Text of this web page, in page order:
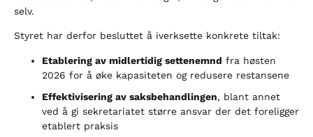
selv.
Styret har derfor besluttet å iverksette konkrete tiltak:
Etablering av midlertidig settenemnd fra høsten
2026 for å øke kapasiteten og redusere restansene
Effektivisering av saksbehandlingen, blant annet
ved å gi sekretariatet større ansvar der det foreligger
etablert praksis